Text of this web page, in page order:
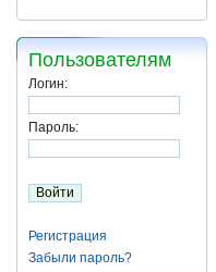
Пользователям
Логин:
Пароль:
Регистрация
Забыли пароль?